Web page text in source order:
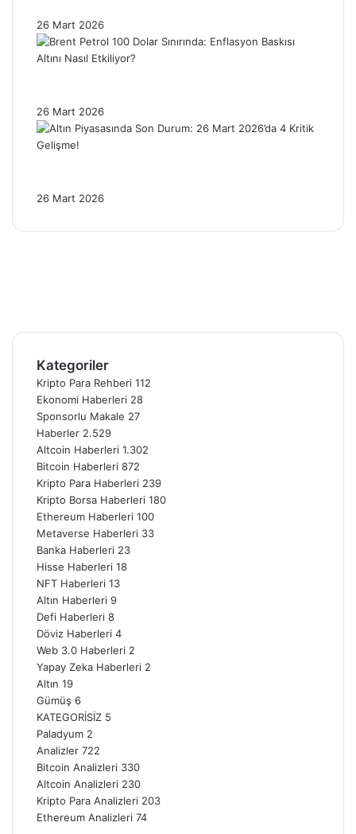
26 Mart 2026
26 Mart 2026
26 Mart 2026
Kategoriler
Kripto Para Rehberi 112
Ekonomi Haberleri 28
Sponsorlu Makale 27
Haberler 2.529
Altcoin Haberleri 1.302
Bitcoin Haberleri 872
Kripto Para Haberleri 239
Kripto Borsa Haberleri 180
Ethereum Haberleri 100
Metaverse Haberleri 33
Banka Haberleri 23
Hisse Haberleri 18
NFT Haberleri 13
Altın Haberleri 9
Defi Haberleri 8
Döviz Haberleri 4
Web 3.0 Haberleri 2
Yapay Zeka Haberleri 2
Altın 19
Gümüş 6
KATEGORİSİZ 5
Paladyum 2
Analizler 722
Bitcoin Analizleri 330
Altcoin Analizleri 230
Kripto Para Analizleri 203
Ethereum Analizleri 74